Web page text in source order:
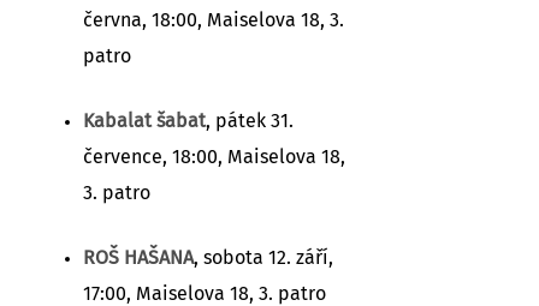
června, 18:00, Maiselova 18, 3.
patro
Kabalat šabat, pátek 31.
července, 18:00, Maiselova 18,
3. patro
ROŠ HAŠANA, sobota 12. září,
17:00, Maiselova 18, 3. patro